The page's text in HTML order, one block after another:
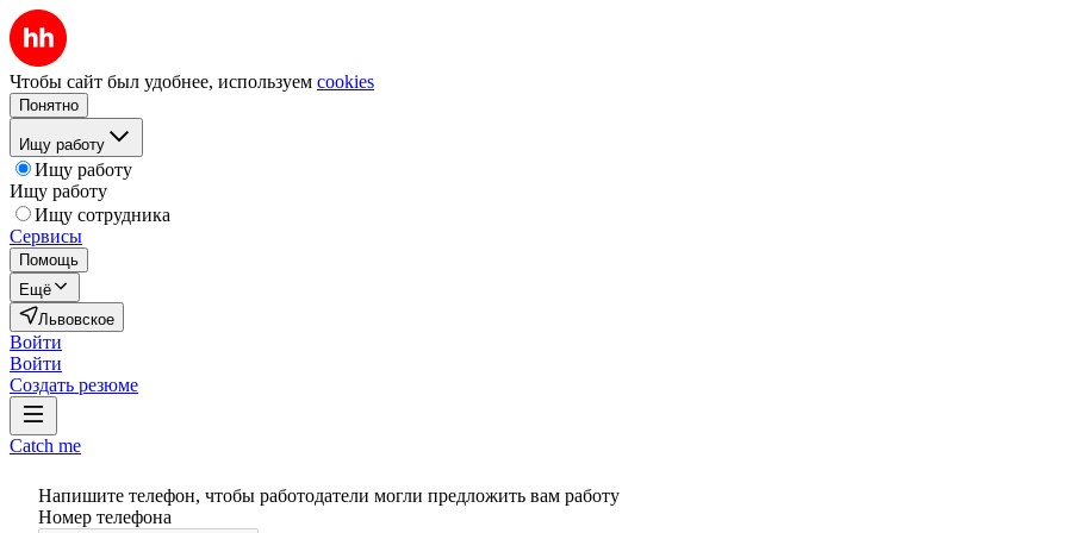
Чтобы сайт был удобнее, используем cookies
Понятно
Ищу работу
Ищу работу
Ищу работу
Ищу сотрудника
Сервисы
Помощь
Ещё
Львовское
Войти
Войти
Создать резюме
Catch me
Напишите телефон, чтобы работодатели могли предложить вам работу
Номер телефона